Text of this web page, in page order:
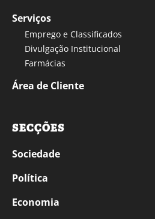
Serviços
Emprego e Classificados
Divulgação Institucional
Farmácias
Área de Cliente
SECÇÕES
Sociedade
Política
Economia